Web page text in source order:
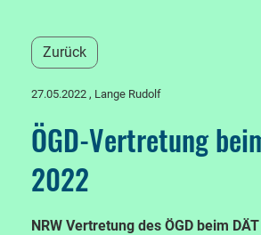
Zurück
27.05.2022 , Lange Rudolf
ÖGD-Vertretung
2022
NRW Vertretung des ÖGD beim